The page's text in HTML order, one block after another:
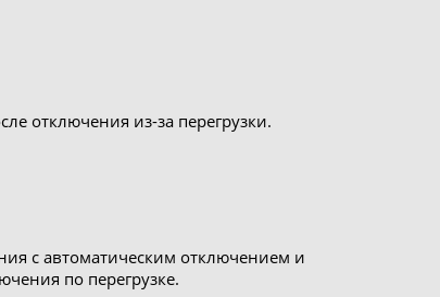
отключения из-за перегрузки.
с автоматическим отключением и
по перегрузке.